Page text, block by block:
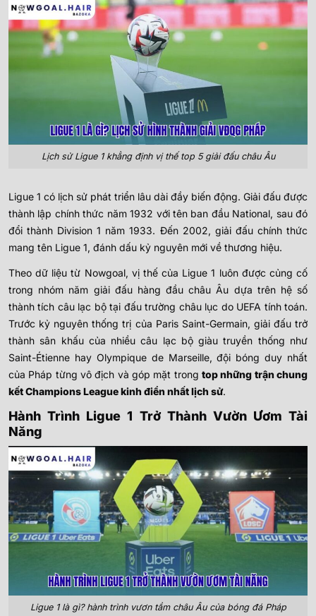
Lịch sử Ligue 1 khẳng định vị thế top 5 giải đấu châu Âu
Ligue 1 có lịch sử phát triển lâu dài đầy biến động. Giải đấu được
thành lập chính thức năm 1932 với tên ban đầu National, sau đó
đổi thành Division 1 năm 1933. Đến 2002, giải đấu chính thức
mang tên Ligue 1, đánh dấu kỷ nguyên mới về thương hiệu.
Theo dữ liệu từ Nowgoal, vị thế của Ligue 1 luôn được củng cố
trong nhóm năm giải đấu hàng đầu châu Âu dựa trên hệ số
thành tích câu lạc bộ tại đấu trường châu lục do UEFA tính toán.
Trước kỷ nguyên thống trị của Paris Saint-Germain, giải đấu trở
thành sân khấu của nhiều câu lạc bộ giàu truyền thống như
Saint-Étienne hay Olympique de Marseille, đội bóng duy nhất
của Pháp từng vô địch và góp mặt trong top những trận chung
kết Champions League kinh điển nhất lịch sử.
Hành Trình Ligue 1 Trở Thành Vườn Ươm Tài
Năng
Ligue 1 là gì? hành trình vươn tầm châu Âu của bóng đá Pháp